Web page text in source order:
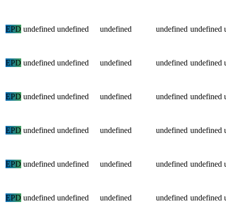
EPD undefined undefined undefined undefined undefined
EPD undefined undefined undefined undefined undefined
EPD undefined undefined undefined undefined undefined
EPD undefined undefined undefined undefined undefined
EPD undefined undefined undefined undefined undefined
EPD undefined undefined undefined undefined undefined